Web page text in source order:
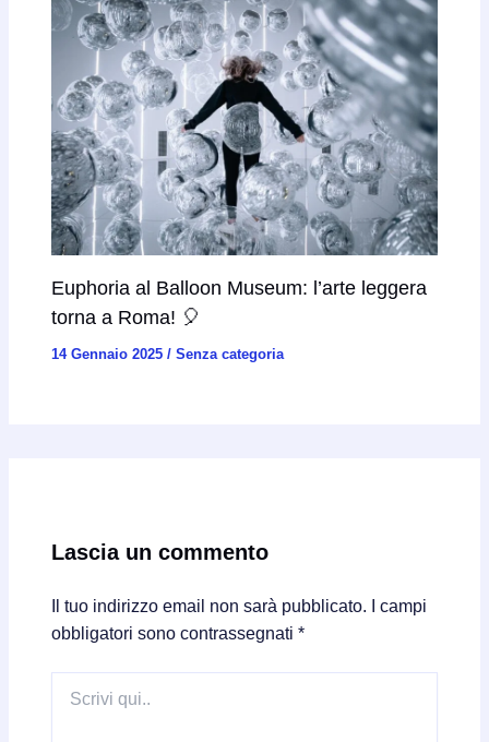
Euphoria al Balloon Museum: l’arte leggera
torna a Roma! 🎈
14 Gennaio 2025/Senza categoria
Lascia un commento
Il tuo indirizzo email non sarà pubblicato.
I campi
obbligatori sono contrassegnati*
qui..